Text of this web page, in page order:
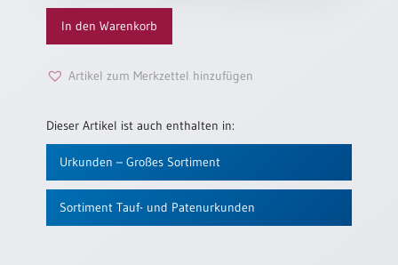
Einzelposter
Sortimente
Hefte
Jahreslosung
In den Warenkorb
Artikel zum Merkzettel hinzufügen
Dieser Artikel ist auch enthalten in:
Urkunden – Großes Sortiment
Sortiment Tauf- und Patenurkunden